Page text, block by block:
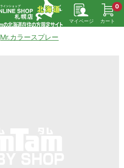
マイページ カート
0
Mr.カラースプレー